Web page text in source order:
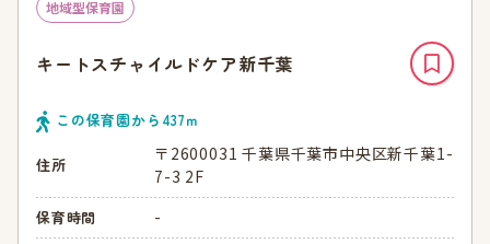
地域型保育園
キートスチャイルドケア新千葉
この保育園から 437ｍ
住所
〒2600031 千葉県千葉市中央区新千葉1-
7-3 2F
保育時間 -